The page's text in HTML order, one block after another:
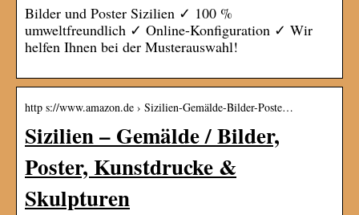
Bilder und Poster Sizilien ✓ 100 %
umweltfreundlich ✓ Online-Konfiguration ✓ Wir
helfen Ihnen bei der Musterauswahl!
http s://www.amazon.de › Sizilien-Gemälde-Bilder-Poste…
Sizilien – Gemälde / Bilder,
Poster, Kunstdrucke &
Skulpturen